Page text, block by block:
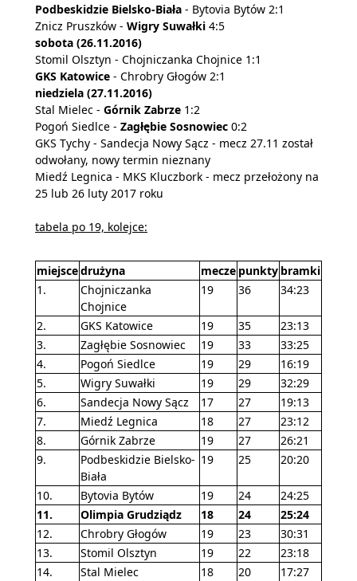
Podbeskidzie Bielsko-Biała - Bytovia Bytów 2:1
Znicz Pruszków - Wigry Suwałki 4:5
sobota (26.11.2016)
Stomil Olsztyn - Chojniczanka Chojnice 1:1
GKS Katowice - Chrobry Głogów 2:1
niedziela (27.11.2016)
Stal Mielec - Górnik Zabrze 1:2
Pogoń Siedlce - Zagłębie Sosnowiec 0:2
GKS Tychy - Sandecja Nowy Sącz - mecz 27.11 został
odwołany, nowy termin nieznany
Miedź Legnica - MKS Kluczbork - mecz przełożony na
25 lub 26 luty 2017 roku
tabela po 19, kolejce:
miejscedrużyna mecze punkty bramki
1.
Chojniczanka
Chojnice
19 36 34:23
2. GKS Katowice 19 35
23:13
3.
Zagłębie Sosnowiec 19 33
33:25
4.
Pogoń Siedlce 19 29
16:19
5.
Wigry Suwałki 19 29
32:29
6.
Sandecja Nowy Sącz 17 27
19:13
7.
Miedź Legnica 18 27
23:12
8.
Górnik Zabrze 19 27
26:21
9.
Podbeskidzie Bielsko-
Biała
19 25 20:20
10. Bytovia Bytów 19 24
24:25
11.
Olimpia Grudziądz 18 24
25:24
12.
Chrobry Głogów 19 23
30:31
13.
Stomil Olsztyn 19 22
23:18
14.
Stal Mielec 18 20
17:27